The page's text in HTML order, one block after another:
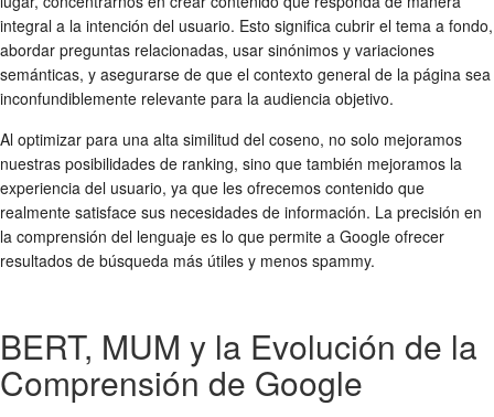
integral a la intención del usuario. Esto significa cubrir el tema a fondo,
abordar preguntas relacionadas, usar sinónimos y variaciones
semánticas, y asegurarse de que el contexto general de la página sea
inconfundiblemente relevante para la audiencia objetivo.
Al optimizar para una alta similitud del coseno, no solo mejoramos
nuestras posibilidades de ranking, sino que también mejoramos la
experiencia del usuario, ya que les ofrecemos contenido que
realmente satisface sus necesidades de información. La precisión en
la comprensión del lenguaje es lo que permite a Google ofrecer
resultados de búsqueda más útiles y menos spammy.
BERT, MUM y la Evolución de la
Comprensión de Google